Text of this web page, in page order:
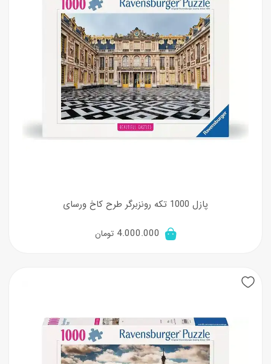
پازل 1000 تکه رونزبرگر طرح کاخ ورسای
4.000.000 تومان